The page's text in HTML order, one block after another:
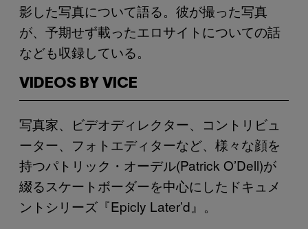
影した写真について語る。彼が撮った写真
が、予期せず載ったエロサイトについての話
なども収録している。
VIDEOS BY VICE
写真家、ビデオディレクター、コントリビュ
ーター、フォトエディターなど、様々な顔を
持つパトリック・オーデル(Patrick O’Dell)が
綴るスケートボーダーを中心にしたドキュメ
ントシリーズ『Epicly Later’d』。